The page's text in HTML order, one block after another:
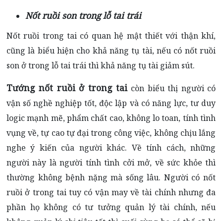
Nốt ruồi son trong lỗ tai trái
Nốt ruồi trong tai có quan hệ mật thiết với thận khí,
cũng là biểu hiện cho khả năng tụ tài, nếu có nốt ruồi
son ở trong lỗ tai trái thì khả năng tụ tài giảm sút.
Tướng nốt ruồi ở trong tai còn biểu thị người có
vận số nghề nghiệp tốt, độc lập và có năng lực, tư duy
logic mạnh mẽ, phẩm chất cao, không lo toan, tính tình
vụng về, tự cao tự đại trong công việc, không chịu lắng
nghe ý kiến ​​của người khác. Về tính cách, những
người này là người tính tình cởi mở, về sức khỏe thì
thường không bệnh nặng mà sống lâu. Người có nốt
ruồi ở trong tai tuy có vận may về tài chính nhưng đa
phần họ không có tư tưởng quản lý tài chính, nếu